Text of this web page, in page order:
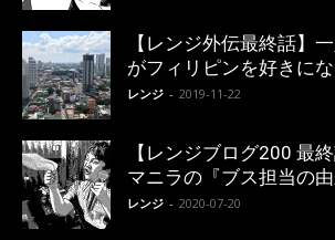
【レンジ外伝最終話】
がフィリピンを好きに
レンジ - 2019-11-22
【レンジブログ200 最
マニラの『ブス担当の由
レンジ - 2020-07-20